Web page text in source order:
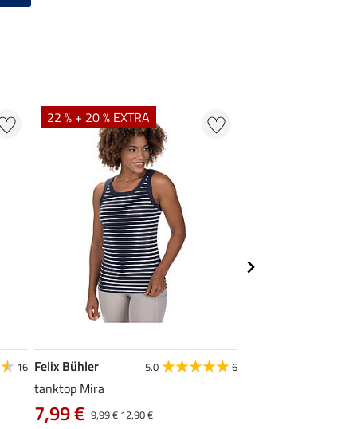
16
22 % + 20 % EXTRA
Felix Bühler 5.0 6
tanktop Mira
9,99 €12,90 €
7,99 €